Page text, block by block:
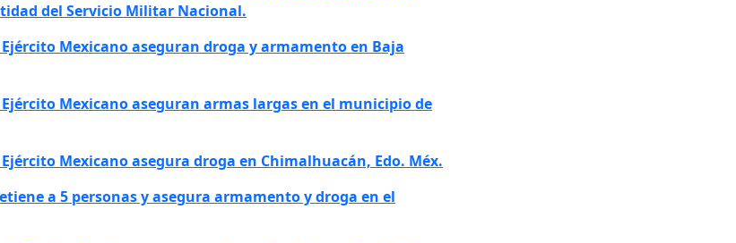
del Servicio Militar Nacional.
Mexicano aseguran droga y armamento en Baja
Mexicano aseguran armas largas en el municipio de
Mexicano asegura droga en Chimalhuacán, Edo. Méx.
a 5 personas y asegura armamento y droga en el